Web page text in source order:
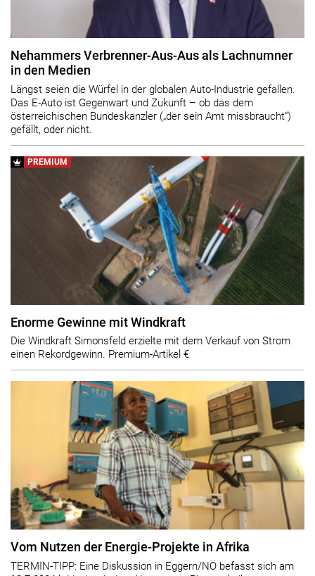
Nehammers Verbrenner-Aus-Aus als Lachnumner
in den Medien
Längst seien die Würfel in der globalen Auto-Industrie gefallen.
Das E-Auto ist Gegenwart und Zukunft – ob das dem
österreichischen Bundeskanzler („der sein Amt missbraucht“)
gefällt, oder nicht.
PREMIUM
Enorme Gewinne mit Windkraft
Die Windkraft Simonsfeld erzielte mit dem Verkauf von Strom
einen Rekordgewinn. Premium-Artikel €
Vom Nutzen der Energie-Projekte in Afrika
TERMIN-TIPP: Eine Diskussion in Eggern/NÖ befasst sich am